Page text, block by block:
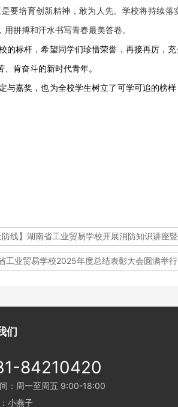
要培育创新精神，敢为人先。学校将持续
拼搏和汗水书写青春最美答卷。
标杆，希望同学们珍惜荣誉，再接再厉，
肯奋斗的新时代青年。
嘉奖，也为全校学生树立了可学可追的榜
线】湖南省工业贸易学校开展消防知识讲座
业贸易学校2025年度总结表彰大会圆满举行
们
84210420
：周一至周五 9:00-18:00
小燕子